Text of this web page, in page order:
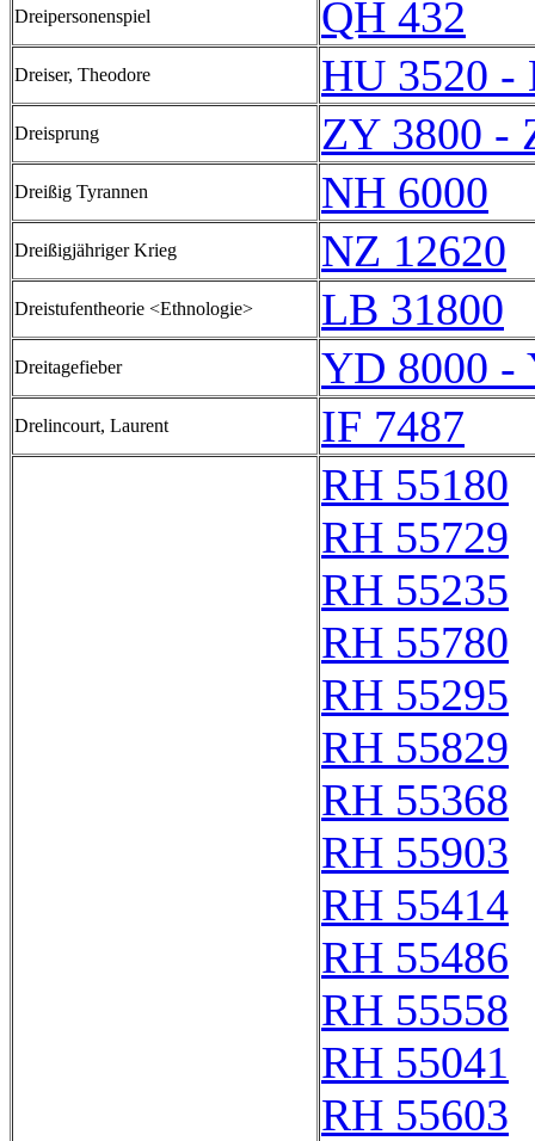
Dreipersonenspiel QH 432
Dreiser, Theodore HU 3520 -
Dreisprung ZY 3800 -
Dreißig Tyrannen NH 6000
Dreißigjähriger Krieg NZ 12620
Dreistufentheorie <Ethnologie> LB 31800
Dreitagefieber YD 8000 -
Drelincourt, Laurent
IF 7487
RH 55180
RH 55729
RH 55235
RH 55780
RH 55295
RH 55829
RH 55368
RH 55903
RH 55414
RH 55486
RH 55558
RH 55041
RH 55603